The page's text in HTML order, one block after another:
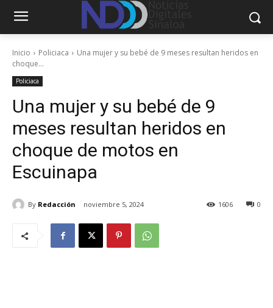
Inicio Policiaca
Una mujer y su bebé de 9 meses resultan heridos en
choque...
Policiaca
Una mujer y su bebé de 9
meses resultan heridos en
choque de motos en
Escuinapa
By Redacción noviembre 5, 2024 0
1606